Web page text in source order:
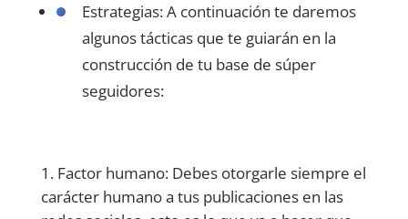
Estrategias: A continuación te daremos
algunos tácticas que te guiarán en la
construcción de tu base de súper
seguidores:
Factor humano: Debes otorgarle siempre el
carácter humano a tus publicaciones en las